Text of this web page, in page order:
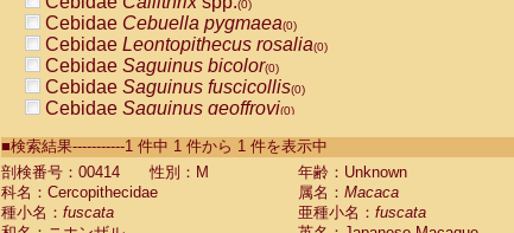
(0)
Cebidae Cebuella pygmaea(0)
Cebidae Leontopithecus rosalia(0)
Cebidae Saguinus bicolor(0)
Cebidae Saguinus fuscicollis(0)
Cebidae Saguinus geoffroyi(0)
CebidaeSaguinus labiatus(0)
Cebidae Saguinus leucopus (0)
CebidaeSaguinus midas
Cebidae
■検索結果-----------1 件中 1 件から 1 件を表示中
剖検番号：00414
性別：M
年齢：Unknown
科名：Cercopithecidae
属名： Macaca
種小名： fuscata 亜種小名： fuscata